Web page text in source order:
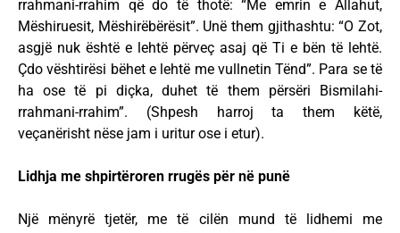
rrahmani-rrahim që do të thotë: “Me emrin e Allahut,
Mëshiruesit, Mëshirëbërësit”. Unë them gjithashtu: “O Zot,
asgjë nuk është e lehtë përveç asaj që Ti e bën të lehtë.
Çdo vështirësi bëhet e lehtë me vullnetin Tënd”. Para se të
ha ose të pi diçka, duhet të them përsëri Bismilahi-
rrahmani-rrahim”. (Shpesh harroj ta them këtë,
veçanërisht nëse jam i uritur ose i etur).
Lidhja me shpirtëroren rrugës për në punë
Një mënyrë tjetër, me të cilën mund të lidhemi me